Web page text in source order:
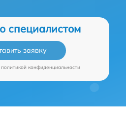
специалистом
заявку
политикой конфиденциальности